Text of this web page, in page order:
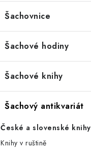
Šachovnice
Šachové hodiny
Šachové knihy
Šachový antikvariát
České a slovenské knihy
Knihy v ruštině